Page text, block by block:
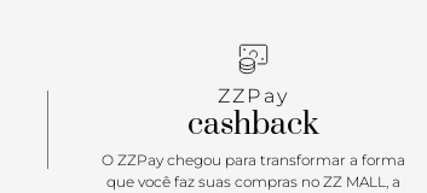
ZZPay
cashback
O ZZPay chegou para transformar a forma
que você faz suas compras no ZZ MALL, a